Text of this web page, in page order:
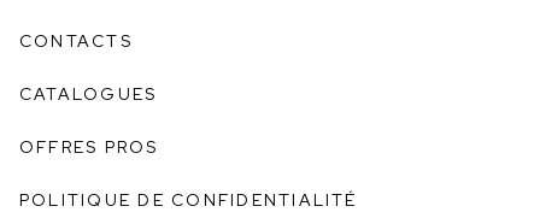
CONTACTS
CATALOGUES
OFFRES PROS
POLITIQUE DE CONFIDENTIALITÉ